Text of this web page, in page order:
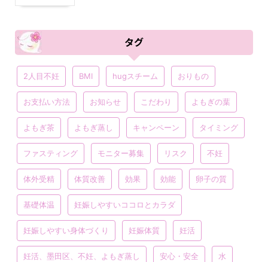
タグ
2人目不妊 BMI hugスチーム おりもの
お支払い方法 お知らせ こだわり よもぎの葉
よもぎ茶 よもぎ蒸し キャンペーン タイミング
ファスティング モニター募集 リスク 不妊
体外受精 体質改善 効果 効能 卵子の質
基礎体温 妊娠しやすいココロとカラダ
妊娠しやすい身体づくり 妊娠体質 妊活
妊活、墨田区、不妊、よもぎ蒸し 安心・安全 水